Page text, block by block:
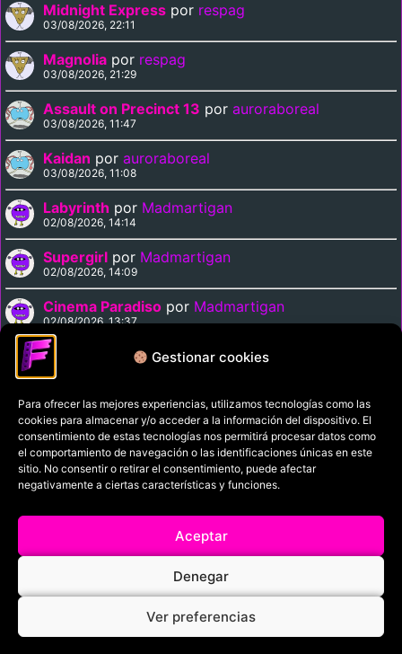
Gestionar cookies
Para ofrecer las mejores experiencias, utilizamos tecnologías como las
cookies para almacenar y/o acceder a la información del dispositivo. El
consentimiento de estas tecnologías nos permitirá procesar datos como
el comportamiento de navegación o las identificaciones únicas en este
sitio. No consentir o retirar el consentimiento, puede afectar
negativamente a ciertas características y funciones.
Aceptar
Denegar
Ver preferencias
Midnight Express por respag
03/08/2026, 22:11
Magnolia por respag
03/08/2026, 21:29
Assault on Precinct 13 por auroraboreal
03/08/2026, 11:47
Kaidan por auroraboreal
03/08/2026, 11:08
Labyrinth por Madmartigan
02/08/2026, 14:14
Supergirl por Madmartigan
02/08/2026, 14:09
Cinema Paradiso por Madmartigan
02/08/2026, 13:37
Solarbabies porauroraboreal
Política de privacidad
Términos y condiciones
Política de cookies
Aviso Legal
Filmaniak (2026)
© All rights reserved
RRSS